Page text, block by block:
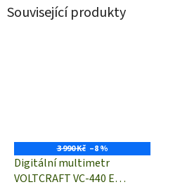
Související produkty
3 990 Kč –8 %
Digitální multimetr
VOLTCRAFT VC-440 E